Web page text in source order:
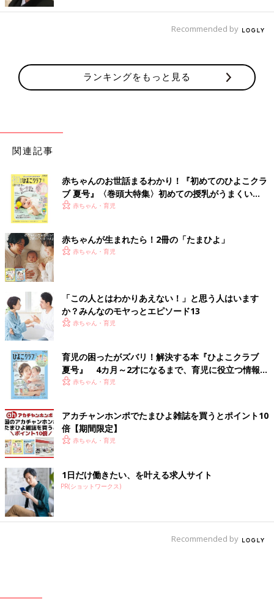
Recommended by
ランキングをもっと見る
関連記事
赤ちゃんのお世話まるわかり！『初めてのひよこクラ
ブ 夏号』〈巻頭大特集〉初めての授乳がうまくい
く！ おっぱい・ミルクの基本と夏のトラブル 解決テ
赤ちゃん・育児
赤ちゃんが生まれたら！2冊の「たまひよ」
赤ちゃん・育児
「この人とはわかりあえない！」と思う人はいます
か？みんなのモヤっとエピソード13
赤ちゃん・育児
育児の困ったがズバリ！解決する本『ひよこクラブ
夏号』 4カ月～2才になるまで、育児に役立つ情報が
いっぱい！
赤ちゃん・育児
アカチャンホンポでたまひよ雑誌を買うとポイント10
倍【期間限定】
赤ちゃん・育児
1日だけ働きたい、を叶える求人サイト
PR(ショットワークス)
Recommended by